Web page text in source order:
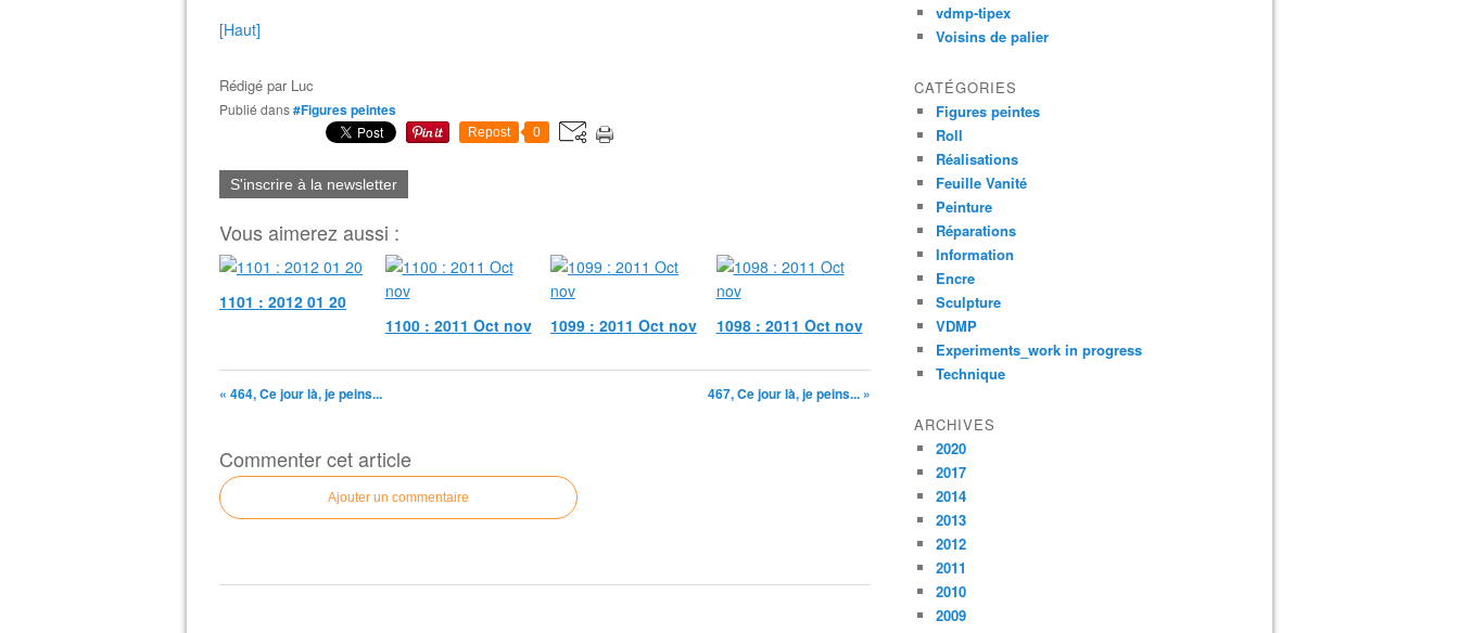
[Haut]
Rédigé par Luc
Publié dans#Figures peintes
Repost 0
S'inscrire à la newsletter
Vous aimerez aussi :
1101 : 2012 01 20
1100 : 2011 Oct nov
1099 : 2011 Oct nov 1098 : 2011 Oct nov
« 464, Ce jour là, je peins... 467, Ce jour là, je peins... »
Commenter cet article
Ajouter un commentaire
vdmp-tipex
Voisins de palier
CATÉGORIES
Figures peintes
Roll
Réalisations
Feuille Vanité
Peinture
Réparations
Information
Encre
Sculpture
VDMP
Experiments_work in progress
Technique
ARCHIVES
2020
2017
2014
2013
2012
2011
2010
2009